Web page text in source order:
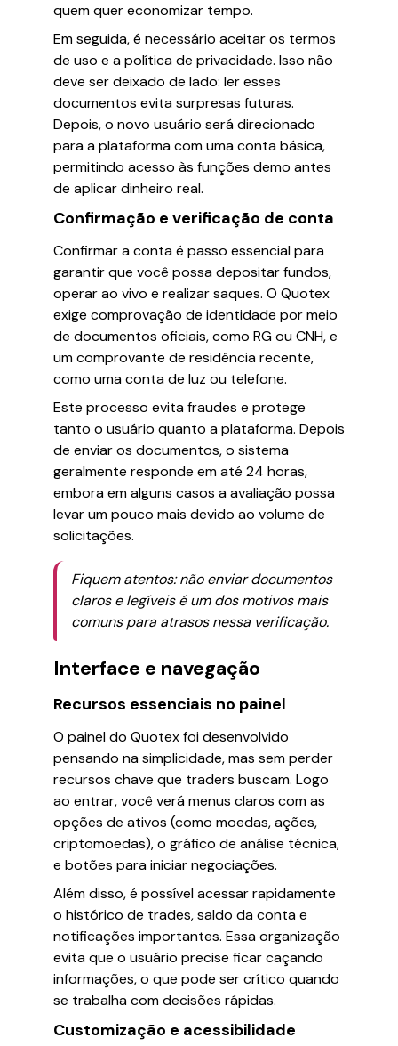
quem quer economizar tempo.
Em seguida, é necessário aceitar os termos
de uso e a política de privacidade. Isso não
deve ser deixado de lado: ler esses
documentos evita surpresas futuras.
Depois, o novo usuário será direcionado
para a plataforma com uma conta básica,
permitindo acesso às funções demo antes
de aplicar dinheiro real.
Confirmação e verificação de conta
Confirmar a conta é passo essencial para
garantir que você possa depositar fundos,
operar ao vivo e realizar saques. O Quotex
exige comprovação de identidade por meio
de documentos oficiais, como RG ou CNH, e
um comprovante de residência recente,
como uma conta de luz ou telefone.
Este processo evita fraudes e protege
tanto o usuário quanto a plataforma. Depois
de enviar os documentos, o sistema
geralmente responde em até 24 horas,
embora em alguns casos a avaliação possa
levar um pouco mais devido ao volume de
solicitações.
Fiquem atentos: não enviar documentos
claros e legíveis é um dos motivos mais
comuns para atrasos nessa verificação.
Interface e navegação
Recursos essenciais no painel
O painel do Quotex foi desenvolvido
pensando na simplicidade, mas sem perder
recursos chave que traders buscam. Logo
ao entrar, você verá menus claros com as
opções de ativos (como moedas, ações,
criptomoedas), o gráfico de análise técnica,
e botões para iniciar negociações.
Além disso, é possível acessar rapidamente
o histórico de trades, saldo da conta e
notificações importantes. Essa organização
evita que o usuário precise ficar caçando
informações, o que pode ser crítico quando
se trabalha com decisões rápidas.
Customização e acessibilidade